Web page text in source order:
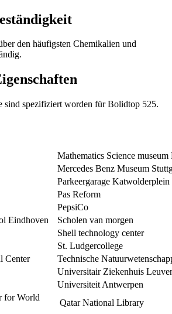
den häufigsten Chemikalien und
sind spezifiziert worden für Bolidtop 525.
Mathematics Science
Mercedes Benz Museum
Parkeergarage
Pas Reform
PepsiCo
Eindhoven
Scholen van morgen
Shell technology center
St. Ludgercollege
Center
Technische
Universitair Ziekenhuis
Universiteit Antwerpen
for World
Qatar National Library